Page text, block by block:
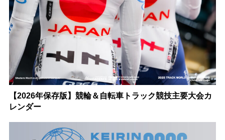
【2026年保存版】競輪＆自転車トラック競技主要大会カ
レンダー